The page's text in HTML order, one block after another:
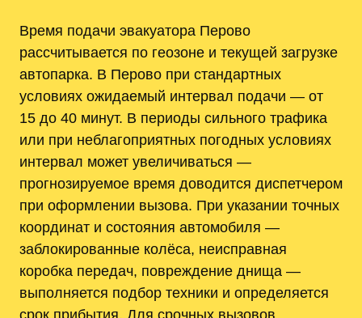
Время подачи эвакуатора Перово
рассчитывается по геозоне и текущей загрузке
автопарка. В Перово при стандартных
условиях ожидаемый интервал подачи — от
15 до 40 минут. В периоды сильного трафика
или при неблагоприятных погодных условиях
интервал может увеличиваться —
прогнозируемое время доводится диспетчером
при оформлении вызова. При указании точных
координат и состояния автомобиля —
заблокированные колёса, неисправная
коробка передач, повреждение днища —
выполняется подбор техники и определяется